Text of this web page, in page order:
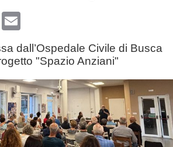
Email
dall’Ospedale Civile di Busca
"Spazio Anziani"